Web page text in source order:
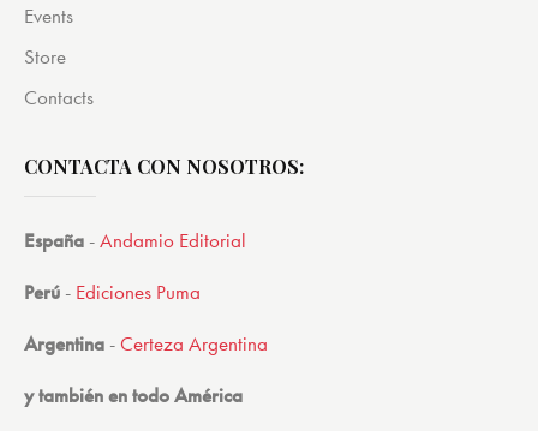
Events
Store
Contacts
CONTACTA CON NOSOTROS:
España -Andamio Editorial
Perú - Ediciones Puma
Argentina -Certeza Argentina
y también en todo América